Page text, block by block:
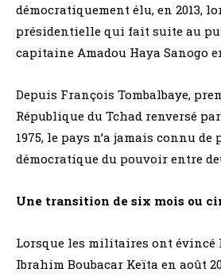
démocratiquement élu, en 2013,
présidentielle qui fait suite au
capitaine Amadou Haya Sanogo
Depuis François Tombalbaye,
République du Tchad renversé
1975, le pays n’a jamais connu de
démocratique du pouvoir entre
Une transition de six mois ou
Lorsque les militaires ont évincé
Ibrahim Boubacar Keïta en août